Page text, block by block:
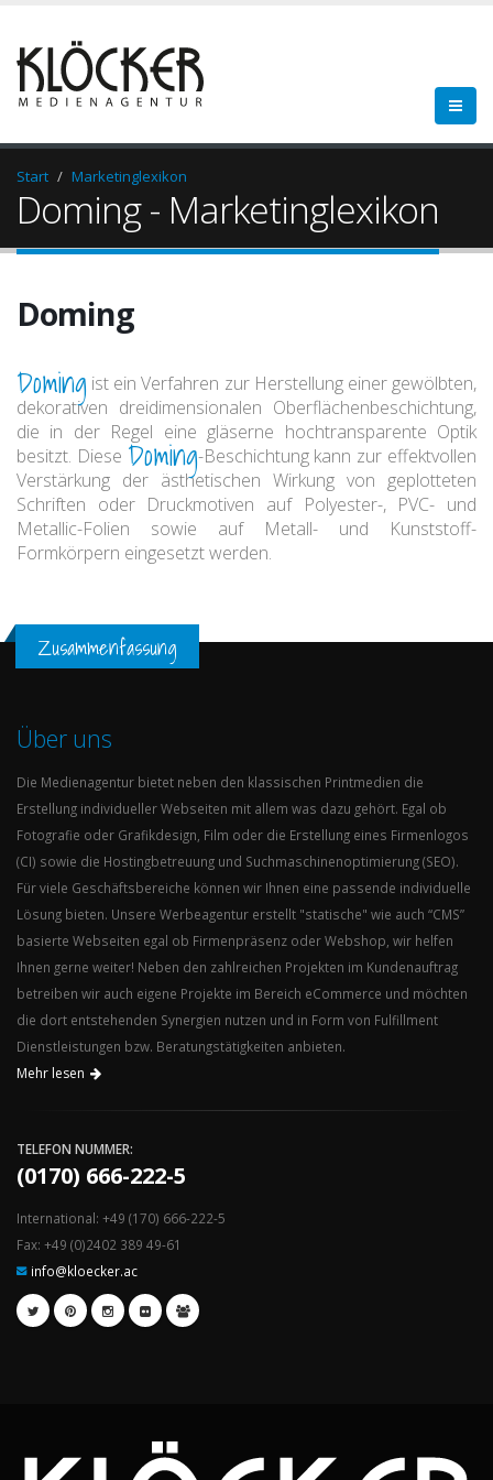
Start Marketinglexikon
Doming - Marketinglexikon
Doming
Doming ist ein Verfahren zur Herstellung einer gewölbten,
dekorativen dreidimensionalen Oberflächenbeschichtung,
die in der Regel eine gläserne hochtransparente Optik
besitzt. Diese Doming-Beschichtung kann zur effektvollen
Verstärkung der ästhetischen Wirkung von geplotteten
Schriften oder Druckmotiven auf Polyester-, PVC- und
Metallic-Folien sowie auf Metall- und Kunststoff-
Formkörpern eingesetzt werden.
Zusammenfassung
Über uns
Die Medienagentur bietet neben den klassischen Printmedien die
Erstellung individueller Webseiten mit allem was dazu gehört. Egal ob
Fotografie oder Grafikdesign, Film oder die Erstellung eines Firmenlogos
(CI) sowie die Hostingbetreuung und Suchmaschinenoptimierung (SEO).
Für viele Geschäftsbereiche können wir Ihnen eine passende individuelle
Lösung bieten. Unsere Werbeagentur erstellt "statische" wie auch “CMS”
basierte Webseiten egal ob Firmenpräsenz oder Webshop, wir helfen
Ihnen gerne weiter! Neben den zahlreichen Projekten im Kundenauftrag
betreiben wir auch eigene Projekte im Bereich eCommerce und möchten
die dort entstehenden Synergien nutzen und in Form von Fulfillment
Dienstleistungen bzw. Beratungstätigkeiten anbieten.
Mehr lesen
TELEFON NUMMER:
(0170) 666-222-5
International: +49 (170) 666-222-5
Fax: +49 (0)2402 389 49-61
info@kloecker.ac